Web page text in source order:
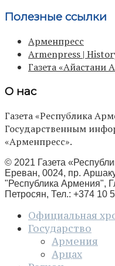
Полезные ссылки
Арменпресс
Armenpress |
Газета «Айастани
О нас
Газета «Республика
Государственным
«Арменпресс».
© 2021 Газета
Ереван, 0024, пр.
"Республика Армения",
Петросян, Тел.: +374 10
Официальная
Государство
Армения
Арцах